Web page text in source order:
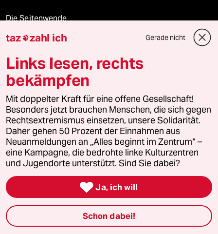
Die Seitenwende
Stellen
Presse
Unterstützen
abo
genossenschaft
taz zahl ich
recherchefonds ausland
taz zahl ich Gerade nicht
Links lesen, rechts
bekämpfen
Mit doppelter Kraft für eine offene Gesellschaft!
Besonders jetzt brauchen Menschen, die sich gegen
Rechtsextremismus einsetzen, unsere Solidarität.
Daher gehen 50 Prozent der Einnahmen aus
Neuanmeldungen an „Alles beginnt im Zentrum“ –
eine Kampagne, die bedrohte linke Kulturzentren
und Jugendorte unterstützt. Sind Sie dabei?
 Ja, ich will
Schon dabei!